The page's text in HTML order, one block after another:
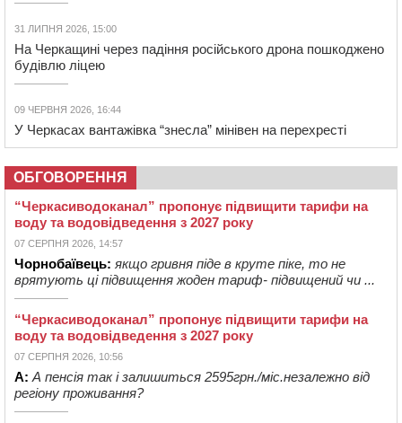
31 ЛИПНЯ 2026, 15:00
На Черкащині через падіння російського дрона пошкоджено
будівлю ліцею
09 ЧЕРВНЯ 2026, 16:44
У Черкасах вантажівка “знесла” мінівен на перехресті
ОБГОВОРЕННЯ
“Черкасиводоканал” пропонує підвищити тарифи на
воду та водовідведення з 2027 року
07 СЕРПНЯ 2026, 14:57
Чорнобаївець: якщо гривня піде в круте піке, то не
врятують ці підвищення жоден тариф- підвищений чи ...
“Черкасиводоканал” пропонує підвищити тарифи на
воду та водовідведення з 2027 року
07 СЕРПНЯ 2026, 10:56
А: А пенсія так і залишиться 2595грн./міс.незалежно від
регіону проживання?